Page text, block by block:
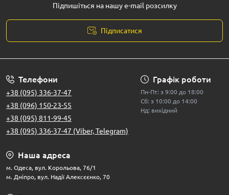
Підпишіться на нашу e-mail розсилку
Підписатися
Телефони
+38 (095) 336-37-47
+38 (096) 150-23-55
+38 (095) 811-99-45
+38 (095) 336-37-47 (Viber, Telegram)
Графік роботи
Пн-Пт: з 9:00 до 18:00
Сб: з 10:00 до 14:00
Нд: вихідний
Наша адреса
м. Одеса, вул. Корольова, 76/1
м. Дніпро, вул. Надії Алексєєнко, 70